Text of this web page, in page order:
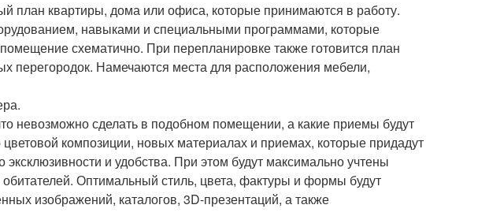
план квартиры, дома или офиса, которые принимаются в работу.
навыками и специальными программами, которые
схематично. При перепланировке также готовится план
перегородок. Намечаются места для расположения мебели,
невозможно сделать в подобном помещении, а какие приемы будут
композиции, новых материалах и приемах, которые придадут
и удобства. При этом будут максимально учтены
Оптимальный стиль, цвета, фактуры и формы будут
изображений, каталогов, 3D-презентаций, а также